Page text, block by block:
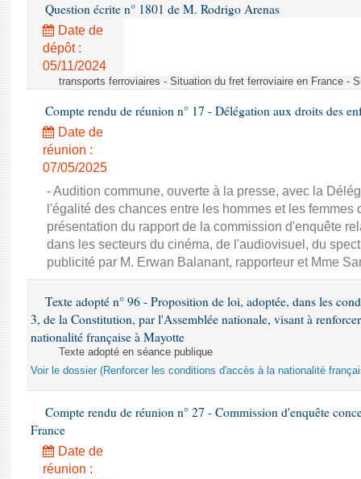
Question écrite n° 1801 de M. Rodrigo Arenas
Date de
dépôt :
05/11/2024
transports ferroviaires - Situation du fret ferroviaire en France -
Compte rendu de réunion n° 17 - Délégation aux droits des
Date de
réunion :
07/05/2025
- Audition commune, ouverte à la presse, avec la
l'égalité des chances entre les hommes et les
présentation du rapport de la commission d'enquête
dans les secteurs du cinéma, de l'audiovisuel, du
publicité par M. Erwan Balanant, rapporteur et Mme
Texte adopté n° 96 - Proposition de loi, adoptée, dans les
3, de la Constitution, par l'Assemblée nationale, visant à
nationalité française à Mayotte
Texte adopté en séance publique
Voir le dossier (Renforcer les conditions d'accès à la nationalité
Compte rendu de réunion n° 27 - Commission d'enquête
France
Date de
réunion :